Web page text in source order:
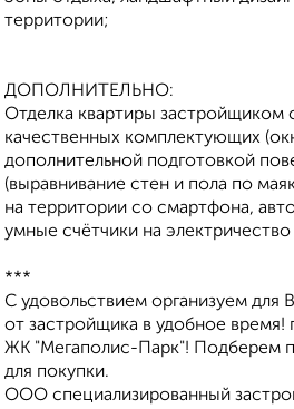
территории;
ДОПОЛНИТЕЛЬНО:
Отделка квартиры застройщиком
качественных комплектующих
дополнительной подготовкой
(выравнивание стен и пола по
на территории со смартфона,
умные счётчики на электричество
***
С удовольствием организуем для
от застройщика в удобное
ЖК "Мегаполис-Парк"! Подберем
для покупки.
ООО специализированный